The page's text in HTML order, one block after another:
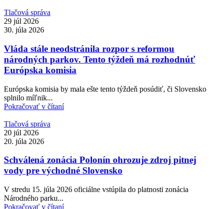
Tlačová správa
29 júl 2026
30. júla 2026
Vláda stále neodstránila rozpor s reformou
národných parkov. Tento týždeň má rozhodnúť
Európska komisia
Európska komisia by mala ešte tento týždeň posúdiť, či Slovensko
splnilo míľnik...
Pokračovať v čítaní
Tlačová správa
20 júl 2026
20. júla 2026
Schválená zonácia Polonín ohrozuje zdroj pitnej
vody pre východné Slovensko
V stredu 15. júla 2026 oficiálne vstúpila do platnosti zonácia
Národného parku...
Pokračovať v čítaní